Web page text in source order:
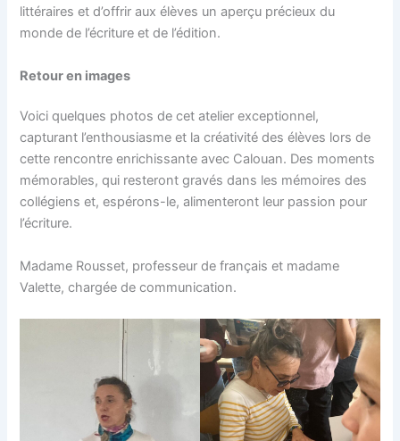
littéraires et d’offrir aux élèves un aperçu précieux du
monde de l’écriture et de l’édition.
Retour en images
Voici quelques photos de cet atelier exceptionnel,
capturant l’enthousiasme et la créativité des élèves lors de
cette rencontre enrichissante avec Calouan. Des moments
mémorables, qui resteront gravés dans les mémoires des
collégiens et, espérons-le, alimenteront leur passion pour
l’écriture.
Madame Rousset, professeur de français et madame
Valette, chargée de communication.